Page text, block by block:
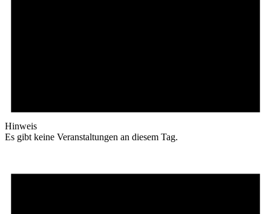
Hinweis
Es gibt keine Veranstaltungen an diesem Tag.